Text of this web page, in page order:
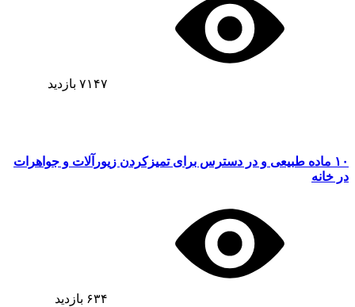
۷۱۴۷ بازدید
۱۰ ماده طبیعی و در دسترس برای تمیزکردن زیورآلات و جواهرات
در خانه
۶۳۴ بازدید